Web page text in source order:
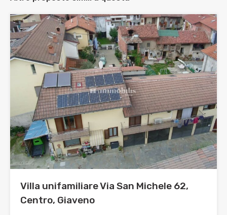
Villa unifamiliare Via San Michele 62,
Centro, Giaveno